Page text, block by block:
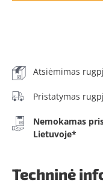
Atsiėmimas
Pristatymas
Nemokamas
Lietuvoje*
Techninė